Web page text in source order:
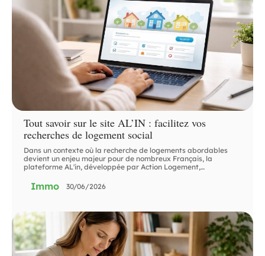
Tout savoir sur le site AL’IN : facilitez vos
recherches de logement social
Dans un contexte où la recherche de logements abordables
devient un enjeu majeur pour de nombreux Français, la
plateforme AL'in, développée par Action Logement,…
Immo 30/06/2026